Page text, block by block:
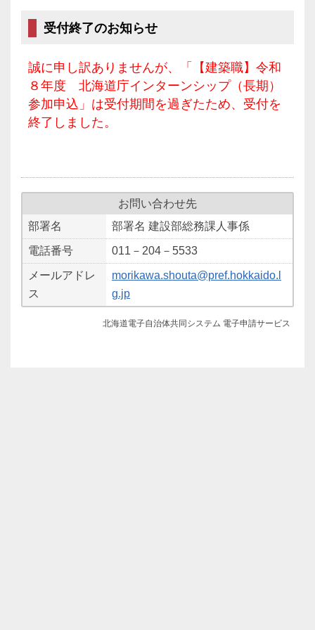
受付終了のお知らせ
誠に申し訳ありませんが、「【建築職】令和
８年度 北海道庁インターンシップ（長期）
参加申込」は受付期間を過ぎたため、受付を
終了しました。
お問い合わせ先
部署名
部署名 建設部総務課人事係
電話番号 011－204－5533
メールアドレ
ス
morikawa.shouta@pref.hokkaido.l
g.jp
北海道電子自治体共同システム 電子申請サービス